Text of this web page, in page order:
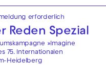
erforderlich
Reden Spezial
»Imagine
75. Internationalen
Heidelberg